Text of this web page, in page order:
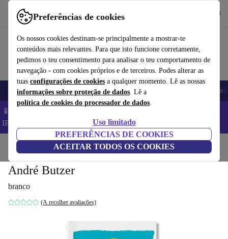
Preferências de cookies
Os nossos cookies destinam-se principalmente a mostrar-te
conteúdos mais relevantes. Para que isto funcione corretamente,
pedimos o teu consentimento para analisar o teu comportamento de
navegação - com cookies próprios e de terceiros. Podes alterar as
tuas configurações de cookies a qualquer momento. Lê as nossas
informações sobre proteção de dados. Lê a
política de cookies do processador de dados.
Uso limitado
PREFERÊNCIAS DE COOKIES
ACEITAR TODOS OS COOKIES
Use o refurbed de forma rápida e fácil
Telemóveis Computadores Portáteis Tablets
📱 Poupa 5% EXTRA em todos os iPhones – Código:
IPHONEDEAL –
Início Casa Móveis
André Butzer
branco
(A recolher avaliações)